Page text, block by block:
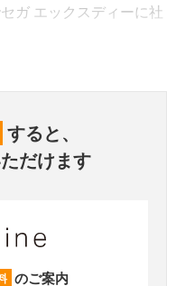
ガ エックスディーに社
すると、
だけます
のご案内